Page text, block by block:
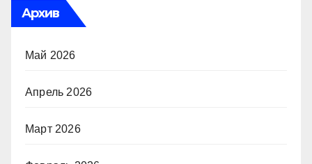
Архив
Май 2026
Апрель 2026
Март 2026